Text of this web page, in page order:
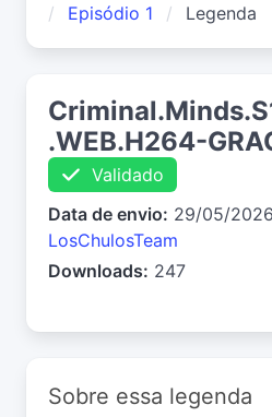
Episódio 1
Legenda
.WEB.H264-
Validado
Data de envio: 29/05/
LosChulosTeam
Downloads: 247
Sobre essa legenda